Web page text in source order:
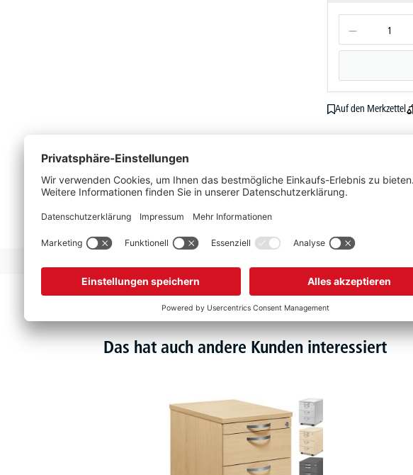
Auf den Merkzettel
Das hat auch andere Kunden interessiert